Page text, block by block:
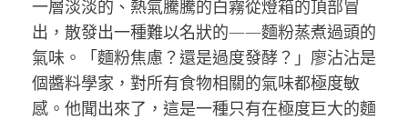
一層淡淡的、熱氣騰騰的白霧從燈箱的頂部冒
出，散發出一種難以名狀的——麵粉蒸煮過頭的
氣味。「麵粉焦慮？還是過度發酵？」廖沾沾是
個醬料學家，對所有食物相關的氣味都極度敏
感。他聞出來了，這是一種只有在極度巨大的麵